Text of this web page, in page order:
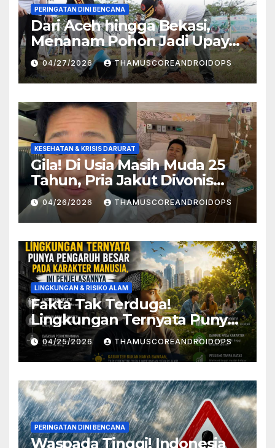
PERINGATAN DINI BENCANA
Dari Aceh hingga Bekasi,
Menanam Pohon Jadi Upaya
Redam Bencana Alam
04/27/2026 THAMUSCOREANDROIDOPS
KESEHATAN & KRISIS DARURAT
Gila! Di Usia Masih Muda 25
Tahun, Pria Jakut Divonis
Kanker Limfoma, Ini Dugaan
Penyebabnya
04/26/2026 THAMUSCOREANDROIDOPS
LINGKUNGAN & RISIKO ALAM
Fakta Tak Terduga!
Lingkungan Ternyata Punya
Pengaruh Besar Pada
Karakter Manusia, Ini
Penjelasannya
04/25/2026 THAMUSCOREANDROIDOPS
PERINGATAN DINI BENCANA
Waspada Tinggi! Indonesia